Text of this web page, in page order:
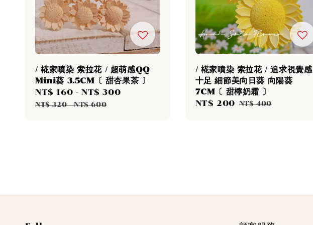
/ 椛家噴染 索拉花 / 超萌感QQ
Mini葵 3.5CM〔 甜杏果茶 〕
Sale
price
NT$ 160 -NT$ 300
NT$ 320-NT$ 600
/ 椛家噴染 索拉花 / 追求視覺感
十足 細節美向日葵 向陽葵
7CM〔 甜檸奶霜 〕
Sale
NT$ 200 Regular
NT$ 400